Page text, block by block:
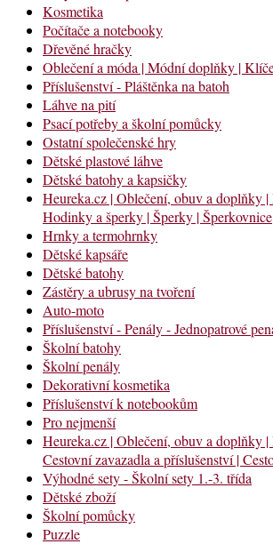
Kosmetika
Počítače a notebooky
Dřevěné hračky
Oblečení a móda | Módní doplňky |
Příslušenství - Pláštěnka na batoh
Láhve na pití
Psací potřeby a školní pomůcky
Ostatní společenské hry
Dětské plastové láhve
Dětské batohy a kapsičky
Heureka.cz | Oblečení, obuv a doplňky
Hodinky a šperky | Šperky | Šperkovnice
Hrnky a termohrnky
Dětské kapsáře
Dětské batohy
Zástěry a ubrusy na tvoření
Auto-moto
Příslušenství - Penály - Jednopatrové
Školní batohy
Školní penály
Dekorativní kosmetika
Příslušenství k notebookům
Pro nejmenší
Heureka.cz | Oblečení, obuv a doplňky
Cestovní zavazadla a příslušenství |
Výhodné sety - Školní sety 1.-3. třída
Dětské zboží
Školní pomůcky
Puzzle